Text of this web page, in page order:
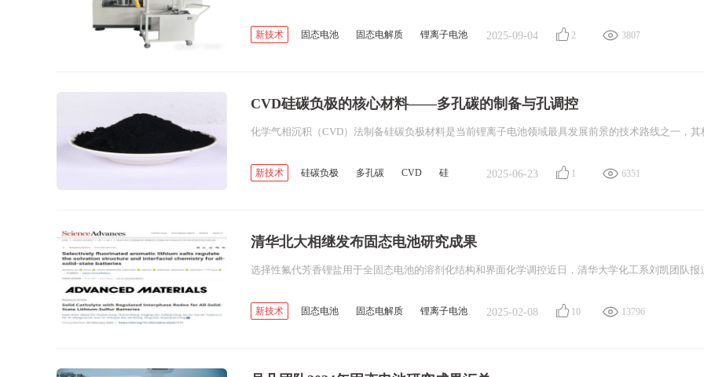
新技术 固态电池 固态电解质
锂离子电池
2025-09-04 2 3807
CVD硅碳负极的核心材料——多孔碳的制备与孔调控
新技术 硅碳负极 多孔碳 CVD
硅
2025-06-23 1 6351
清华北大相继发布固态电池研究成果
新技术 固态电池 固态电解质
锂离子电池
2025-02-08 10 13796